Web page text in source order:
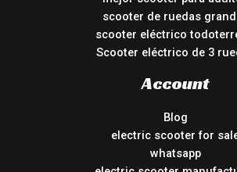
scooter de ruedas
scooter eléctrico
Scooter eléctrico de 3
Account
Blog
electric scooter for
whatsapp